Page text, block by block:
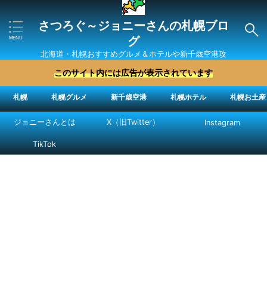
さつろぐ～ジョニーさんの札幌ブロ
グ
北海道・札幌おすすめグルメ＆ホテルや新千歳空港攻
略法を紹介 ″ジョニーさん“で検索
このサイト内には広告が表示されています
札幌 札幌グルメ 新千歳空港 札幌ホテル 札幌お土産
ジョニーさんとは X（旧Twitter） Instagram
TikTok